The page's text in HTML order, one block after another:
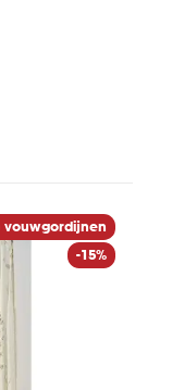
vouwgordijnen
-15%